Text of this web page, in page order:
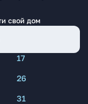
свой дом
17
26
31